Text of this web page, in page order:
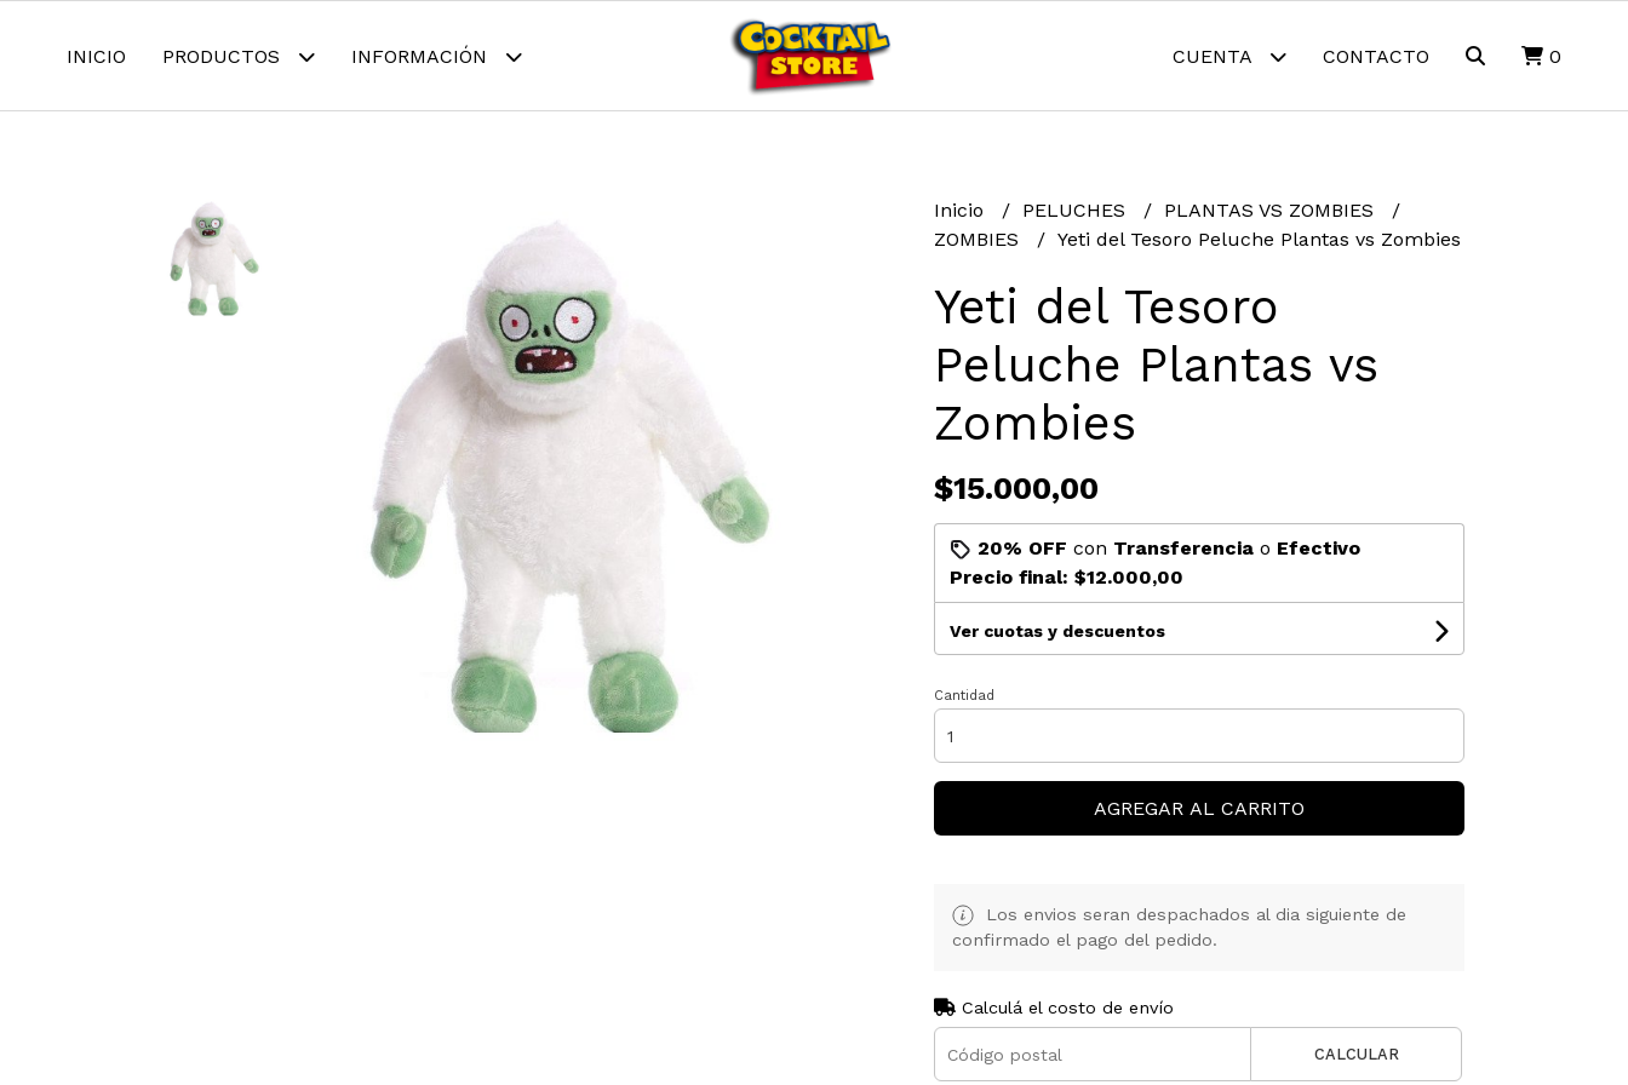
INICIO PRODUCTOS INFORMACIÓN CUENTA CONTACTO 0
Inicio PELUCHES
PLANTAS VS ZOMBIES
ZOMBIES
Yeti del Tesoro Peluche Plantas vs Zombies
Yeti del Tesoro
Peluche Plantas vs
Zombies
$15.000,00
20% OFF con Transferenciao Efectivo
Precio final: $12.000,00
Ver cuotas y descuentos
Cantidad
AGREGAR AL CARRITO
Los envios seran despachados al dia siguiente de
confirmado el pago del pedido.
Calculá el costo de envío
CALCULAR